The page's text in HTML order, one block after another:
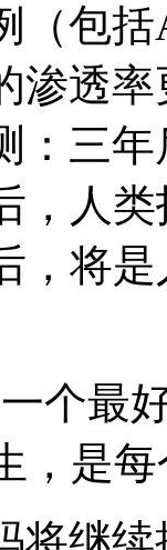
包括
的渗
：三年
，人
，将
一个最
，是